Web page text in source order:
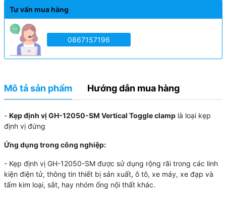
Tư vấn mua hàng
0867157196
Mô tả sản phẩm Hướng dẫn mua hàng
- Kẹp định vị GH-12050-SM Vertical Toggle clamplà loại kẹp
định vị đứng
Ứng dụng trong công nghiệp:
- Kẹp định vị GH-12050-SMđược sử dụng rộng rãi trong các linh
kiện điện tử, thông tin thiết bị sản xuất, ô tô, xe máy, xe đạp và
tấm kim loại, sắt, hay nhóm ống nội thất khác.